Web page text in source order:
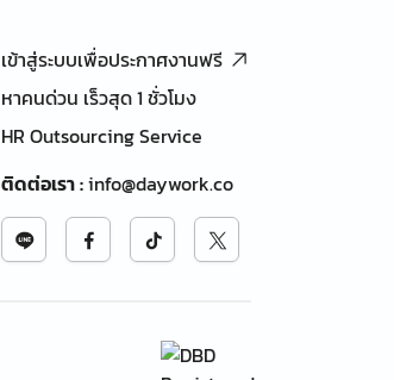
เข้าสู่ระบบเพื่อประกาศงานฟรี
หาคนด่วน เร็วสุด 1 ชั่วโมง
HR Outsourcing Service
ติดต่อเรา:info@daywork.co